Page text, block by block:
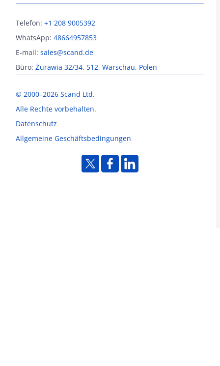
© 2000–2026 Scand Ltd.
Alle Rechte vorbehalten.
Datenschutz
Allgemeine Geschäftsbedingungen
Telefon: +1 208 9005392
WhatsApp: 48664957853
E-mail: sales@scand.de
Büro: Żurawia 32/34, 512, Warschau, Polen